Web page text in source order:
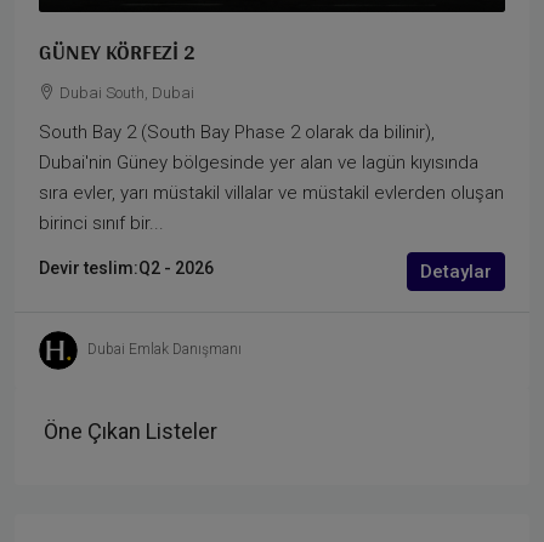
GÜNEY KÖRFEZI 2
Dubai South, Dubai
South Bay 2 (South Bay Phase 2 olarak da bilinir),
Dubai'nin Güney bölgesinde yer alan ve lagün kıyısında
sıra evler, yarı müstakil villalar ve müstakil evlerden oluşan
birinci sınıf bir...
Devir teslim:Q2 - 2026 Detaylar
Dubai Emlak Danışmanı
Öne Çıkan Listeler